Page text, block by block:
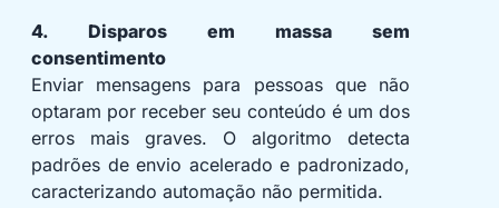
4. Disparos em massa sem
consentimento
Enviar mensagens para pessoas que não
optaram por receber seu conteúdo é um dos
erros mais graves. O algoritmo detecta
padrões de envio acelerado e padronizado,
caracterizando automação não permitida.